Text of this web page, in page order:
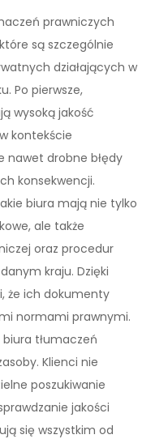
prawniczych
są szczególnie
działających w
Po pierwsze,
wysoką jakość
kontekście
nawet drobne błędy
konsekwencji.
biura mają nie tylko
ale także
oraz procedur
kraju. Dzięki
że ich dokumenty
normami prawnymi.
biura tłumaczeń
Klienci nie
poszukiwanie
jakości
się wszystkim od